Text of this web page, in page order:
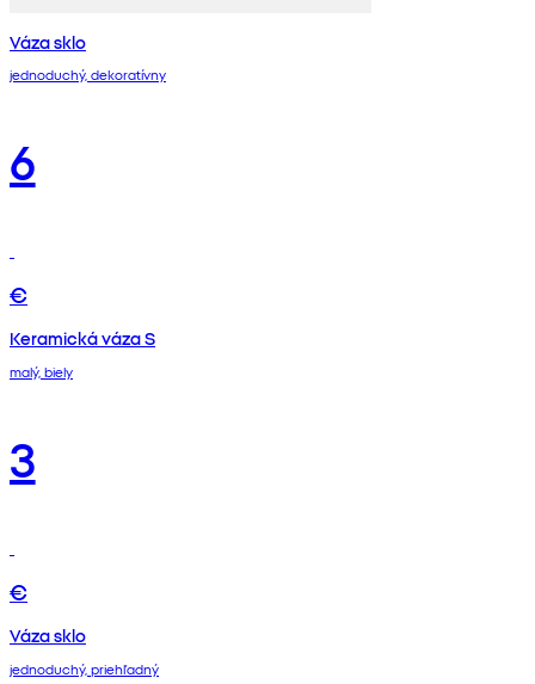
Váza sklo
jednoduchý, dekoratívny
6
€
Keramická váza S
malý, biely
3
€
Váza sklo
jednoduchý, priehľadný